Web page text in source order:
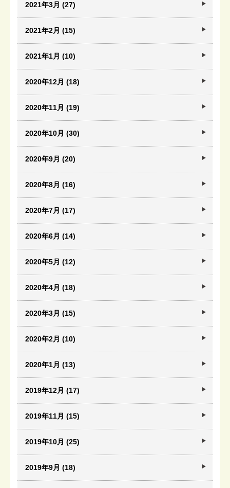
2021年3月 (27)
2021年2月 (15)
2021年1月 (10)
2020年12月 (18)
2020年11月 (19)
2020年10月 (30)
2020年9月 (20)
2020年8月 (16)
2020年7月 (17)
2020年6月 (14)
2020年5月 (12)
2020年4月 (18)
2020年3月 (15)
2020年2月 (10)
2020年1月 (13)
2019年12月 (17)
2019年11月 (15)
2019年10月 (25)
2019年9月 (18)